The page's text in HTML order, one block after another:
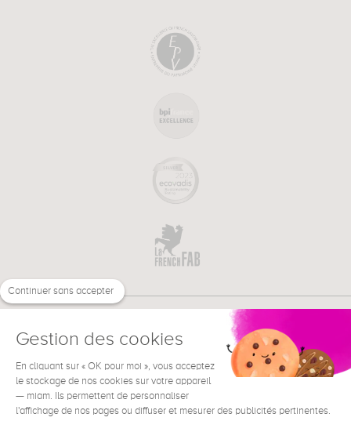
BESOIN D'AIDE ? FR
Continuer sans accepter
Gestion des cookies
En cliquant sur « OK pour moi », vous acceptez
le stockage de nos cookies sur votre appareil
— miam. Ils permettent de personnaliser
l'affichage de nos pages ou diffuser et mesurer des publicités pertinentes.